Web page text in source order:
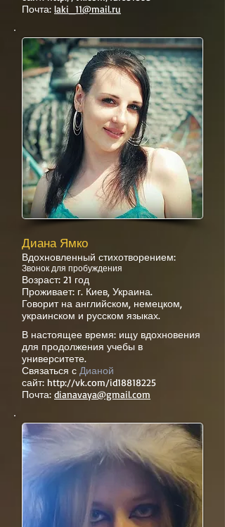
Почта: laki_11@mail.ru
Диана Ямко
Вдохновленный стихотворением:
Звонок для пробуждения
Возраст: 21 год
Проживает: г. Киев, Украина.
Говорит на английском, немецком,
украинском и русском языках.
В настоящее время: ищу вдохновения
для продолжения учебы в
университете.
Связаться с Дианой
сайт: http://vk.com/id18818225
Почта: dianavaya@gmail.com